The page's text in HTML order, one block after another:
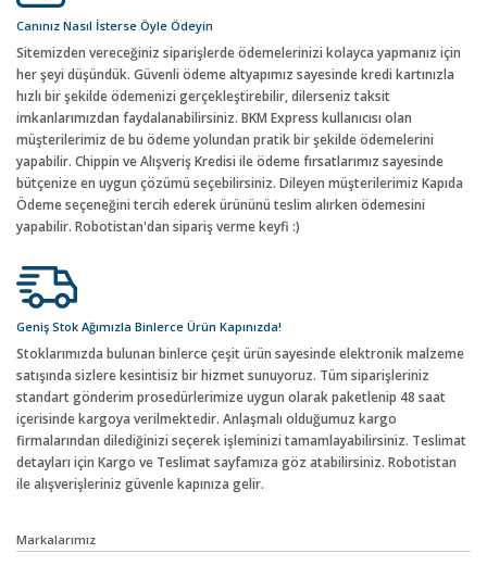
Canınız Nasıl İsterse Öyle Ödeyin
Sitemizden vereceğiniz siparişlerde ödemelerinizi kolayca yapmanız için
her şeyi düşündük. Güvenli ödeme altyapımız sayesinde kredi kartınızla
hızlı bir şekilde ödemenizi gerçekleştirebilir, dilerseniz taksit
imkanlarımızdan faydalanabilirsiniz. BKM Express kullanıcısı olan
müşterilerimiz de bu ödeme yolundan pratik bir şekilde ödemelerini
yapabilir. Chippin ve Alışveriş Kredisi ile ödeme fırsatlarımız sayesinde
bütçenize en uygun çözümü seçebilirsiniz. Dileyen müşterilerimiz Kapıda
Ödeme seçeneğini tercih ederek ürününü teslim alırken ödemesini
yapabilir. Robotistan'dan sipariş verme keyfi :)
Geniş Stok Ağımızla Binlerce Ürün Kapınızda!
Stoklarımızda bulunan binlerce çeşit ürün sayesinde elektronik malzeme
satışında sizlere kesintisiz bir hizmet sunuyoruz. Tüm siparişleriniz
standart gönderim prosedürlerimize uygun olarak paketlenip 48 saat
içerisinde kargoya verilmektedir. Anlaşmalı olduğumuz kargo
firmalarından dilediğinizi seçerek işleminizi tamamlayabilirsiniz. Teslimat
detayları için Kargo ve Teslimat sayfamıza göz atabilirsiniz. Robotistan
ile alışverişleriniz güvenle kapınıza gelir.
Markalarımız